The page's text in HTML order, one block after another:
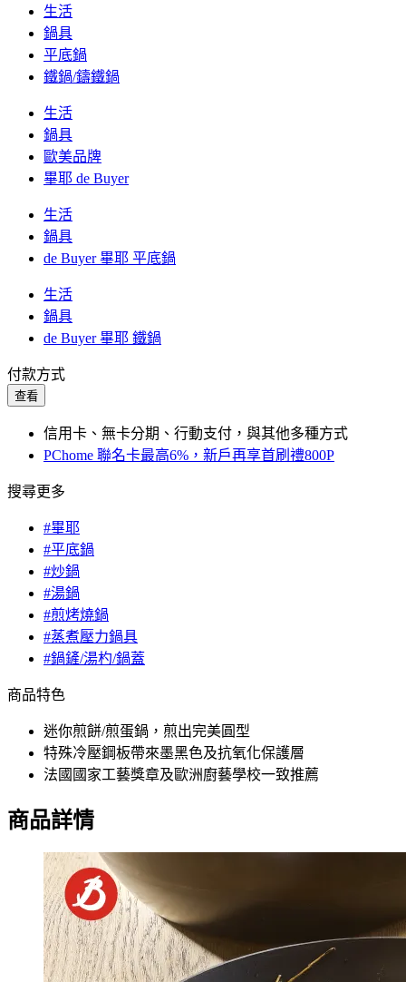
生活
鍋具
平底鍋
鐵鍋/鑄鐵鍋
生活
鍋具
歐美品牌
畢耶 de Buyer
生活
鍋具
de Buyer 畢耶 平底鍋
生活
鍋具
de Buyer 畢耶 鐵鍋
付款方式
查看
信用卡、無卡分期、行動支付，與其他多種方式
PChome 聯名卡最高6%，新戶再享首刷禮800P
搜尋更多
#畢耶
#平底鍋
#炒鍋
#湯鍋
#煎烤燒鍋
#蒸煮壓力鍋具
#鍋鏟/湯杓/鍋蓋
商品特色
迷你煎餅/煎蛋鍋，煎出完美圓型
特殊冷壓鋼板帶來墨黑色及抗氧化保護層
法國國家工藝獎章及歐洲廚藝學校一致推薦
商品詳情